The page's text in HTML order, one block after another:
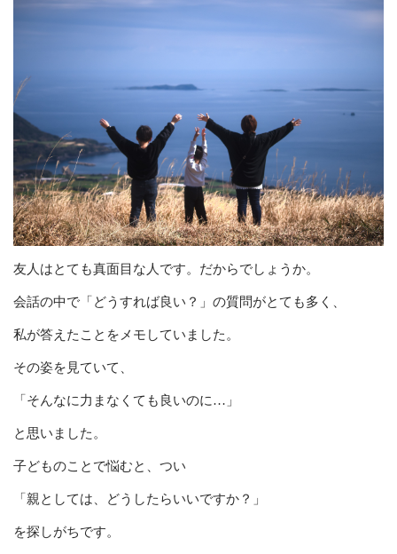
友人はとても真面目な人です。だからでしょうか。
会話の中で「どうすれば良い？」の質問がとても多く、
私が答えたことをメモしていました。
その姿を見ていて、
「そんなに力まなくても良いのに…」
と思いました。
子どものことで悩むと、つい
「親としては、どうしたらいいですか？」
を探しがちです。